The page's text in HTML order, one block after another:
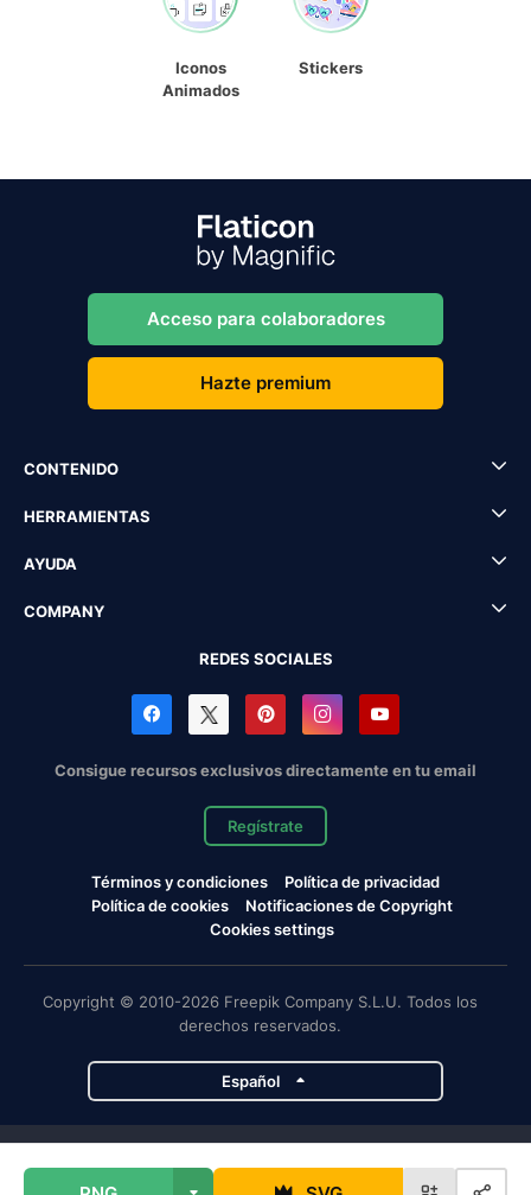
Iconos
Animados
Stickers
Acceso para colaboradores
Hazte premium
CONTENIDO
HERRAMIENTAS
AYUDA
COMPANY
REDES SOCIALES
Consigue recursos exclusivos directamente en tu email
Regístrate
Términos y condiciones
Política de privacidad
Política de cookies
Notificaciones de Copyright
Cookies settings
Copyright © 2010-2026 Freepik Company S.L.U. Todos los
derechos reservados.
Español